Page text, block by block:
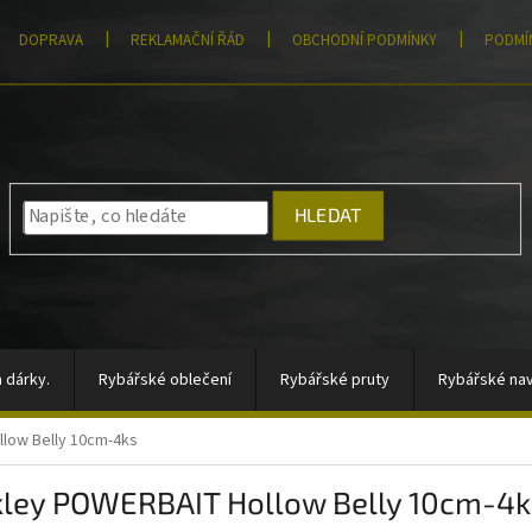
DOPRAVA REKLAMAČNÍ ŘÁD OBCHODNÍ PODMÍNKY
HLEDAT
dárky. Rybářské oblečení Rybářské pruty Rybářské
sady signalizátorů
Moře AKCE Pomůcky k zakrmování Jigové
Belly 10cm-4ks
POWERBAIT Hollow Belly 10cm-